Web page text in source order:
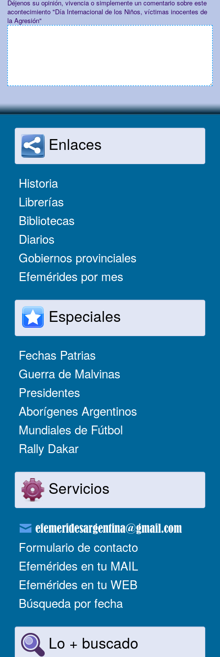
Déjenos su opinión, vivencia o simplemente un comentario sobre este
acontecimiento "Día Internacional de los Niños, víctimas inocentes de
la Agresión"
Enlaces
Historia
Librerías
Bibliotecas
Diarios
Gobiernos provinciales
Efemérides por mes
Especiales
Fechas Patrias
Guerra de Malvinas
Presidentes
Aborígenes Argentinos
Mundiales de Fútbol
Rally Dakar
Servicios
Formulario de contacto
Efemérides en tu MAIL
Efemérides en tu WEB
Búsqueda por fecha
Lo + buscado